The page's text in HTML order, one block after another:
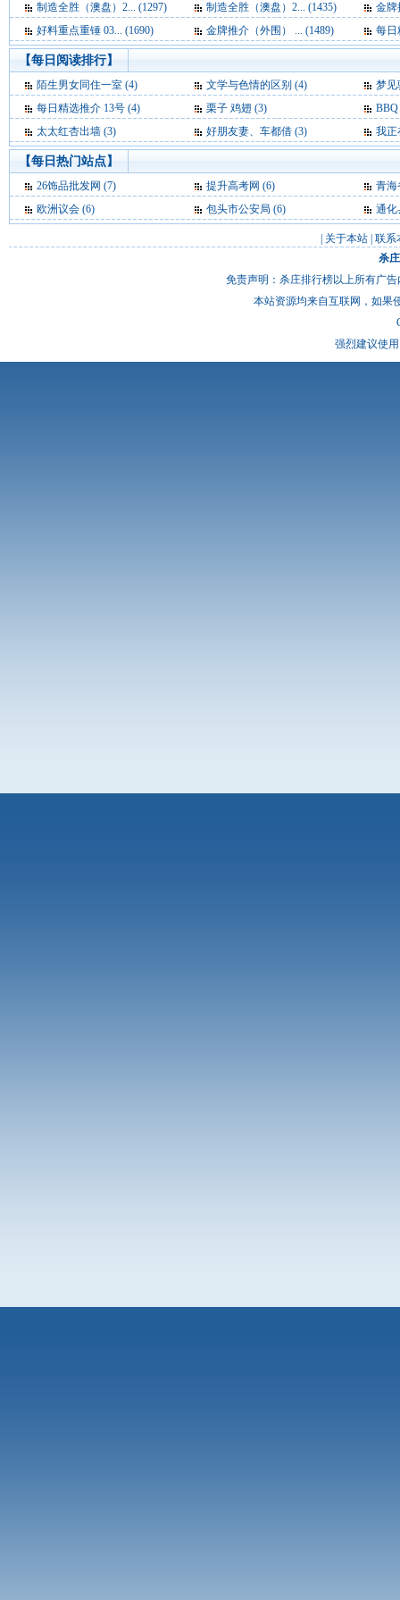
制造全胜（澳盘）2... (1297)
制造全胜（澳盘）2... (1435)
金牌
好料重点重锤 03... (1690)
金牌推介（外围） ... (1489) 每日
【每日阅读排行】
陌生男女同住一室 (4) 文学与色情的区别 (4)
梦见驴
每日精选推介 13号 (4)
栗子 鸡翅 (3)
太太红杏出墙 (3)
好朋友妻、车都借 (3) 我正
【每日热门站点】
26饰品批发网 (7) 提升高考网 (6)
青海
欧洲议会 (6) 包头市公安局 (6) 通化
关于本站 联系
杀
免责声明：杀庄排行榜以上所有广
本站资源均来自互联网，如果
强烈建议使